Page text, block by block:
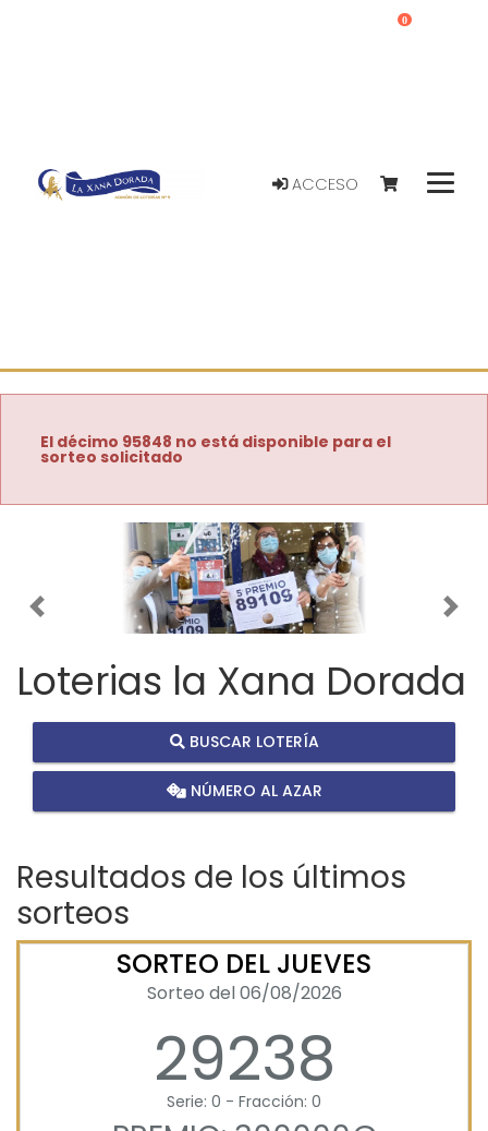
ACCESO
0
El décimo 95848 no está disponible para el
sorteo solicitado
Imagen anterior
Loterias la Xana Dorada
BUSCAR LOTERÍA
NÚMERO AL AZAR
Resultados de los últimos
sorteos
SORTEO DEL JUEVES
Sorteo del 06/08/2026
29238
Serie: 0 - Fracción: 0